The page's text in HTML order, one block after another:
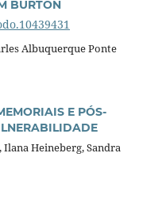
BURTON
Albuquerque Ponte
E PÓS-
Heineberg, Sandra